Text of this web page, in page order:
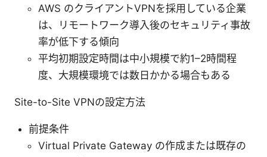
AWS のクライアントVPNを採用している企業
は、リモートワーク導入後のセキュリティ事故
率が低下する傾向
平均初期設定時間は中小規模で約1–2時間程
度、大規模環境では数日かかる場合もある
Site-to-Site VPNの設定方法
前提条件
Virtual Private Gateway の作成または既存の